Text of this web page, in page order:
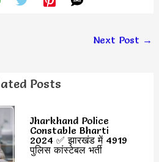
Next Post →
Posts
Jharkhand Police
Constable Bharti
2024 ✅ झारखंड में 4919
पुलिस कांस्टेबल भर्ती